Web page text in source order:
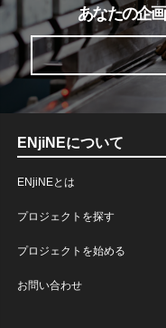
あなたの企
ENjiNEについて
ENjiNEとは
プロジェクトを探す
プロジェクトを始める
お問い合わせ